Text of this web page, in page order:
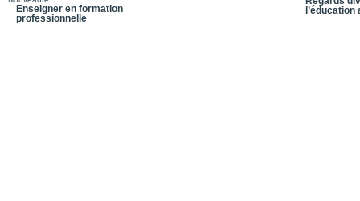
Enseigner en formation
professionnelle